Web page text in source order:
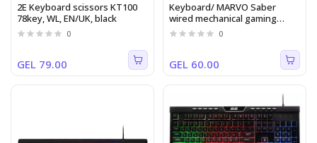
2E Keyboard scissors KT100
78key, WL, EN/UK, black
0
GEL 79.00
Keyboard/ MARVO Saber
wired mechanical gaming
keyboard RGB lighting Black
0
GEL 60.00